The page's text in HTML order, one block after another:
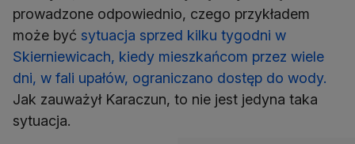
prowadzone odpowiednio, czego przykładem
może być sytuacja sprzed kilku tygodni w
Skierniewicach, kiedy mieszkańcom przez wiele
dni, w fali upałów, ograniczano dostęp do wody.
Jak zauważył Karaczun, to nie jest jedyna taka
sytuacja.